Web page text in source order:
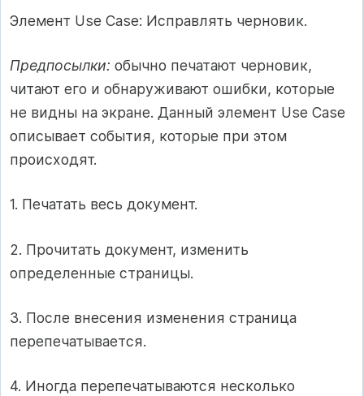
Элемент Use Case: Исправлять черновик.
Предпосылки: обычно печатают черновик,
читают его и обнаруживают ошибки, которые
не видны на экране. Данный элемент Use Case
описывает события, которые при этом
происходят.
1. Печатать весь документ.
2. Прочитать документ, изменить
определенные страницы.
3. После внесения изменения страница
перепечатывается.
4. Иногда перепечатываются несколько